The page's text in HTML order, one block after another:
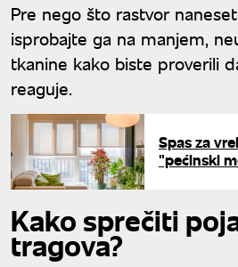
Pre nego što rastvor
isprobajte ga na manjem,
tkanine kako biste proverili
reaguje.
Spas za
"pećinski
Kako sprečiti
tragova?